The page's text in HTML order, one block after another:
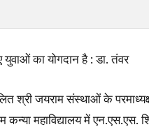
का योगदान है : डा. तंवर
श्री जयराम संस्थाओं के
कन्या महाविद्यालय में